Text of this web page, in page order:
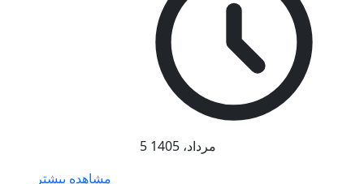
5 مرداد، 1405
مشاهده بیشتر